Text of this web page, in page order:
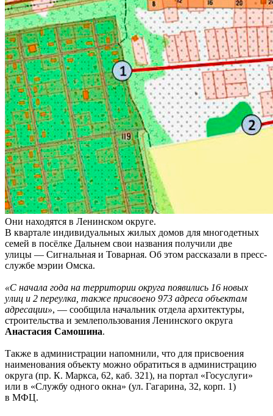
Они находятся в Ленинском округе.
В квартале индивидуальных жилых домов для многодетных
семей в посёлке Дальнем свои названия получили две
улицы — Сигнальная и Товарная. Об этом рассказали в пресс-
службе мэрии Омска.
«С начала года на территории округа появились 16 новых
улиц и 2 переулка, также присвоено 973 адреса объектам
адресации», — сообщила начальник отдела архитектуры,
строительства и землепользования Ленинского округа
Анастасия Самошина.
Также в администрации напомнили, что для присвоения
наименования объекту можно обратиться в администрацию
округа (пр. К. Маркса, 62, каб. 321), на портал «Госуслуги»
или в «Службу одного окна» (ул. Гагарина, 32, корп. 1)
в МФЦ.